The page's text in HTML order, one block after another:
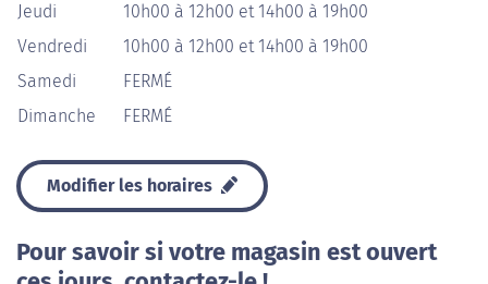
Jeudi
10h00 à 12h00 et 14h00 à 19h00
Vendredi
10h00 à 12h00 et 14h00 à 19h00
Samedi
FERMÉ
Dimanche
FERMÉ
Modifier les horaires
Pour savoir si votre magasin est ouvert